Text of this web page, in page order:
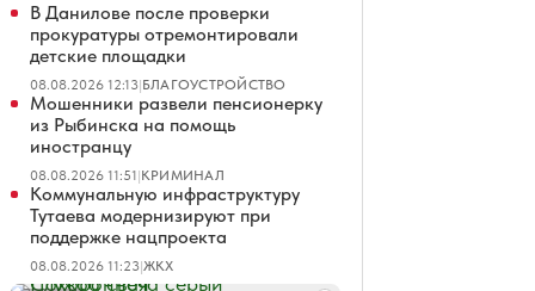
В Данилове после проверки
прокуратуры отремонтировали
детские площадки
08.08.2026 12:13|БЛАГОУСТРОЙСТВО
Мошенники развели пенсионерку
из Рыбинска на помощь
иностранцу
08.08.2026 11:51|КРИМИНАЛ
Коммунальную инфраструктуру
Тутаева модернизируют при
поддержке нацпроекта
08.08.2026 11:23|ЖКХ